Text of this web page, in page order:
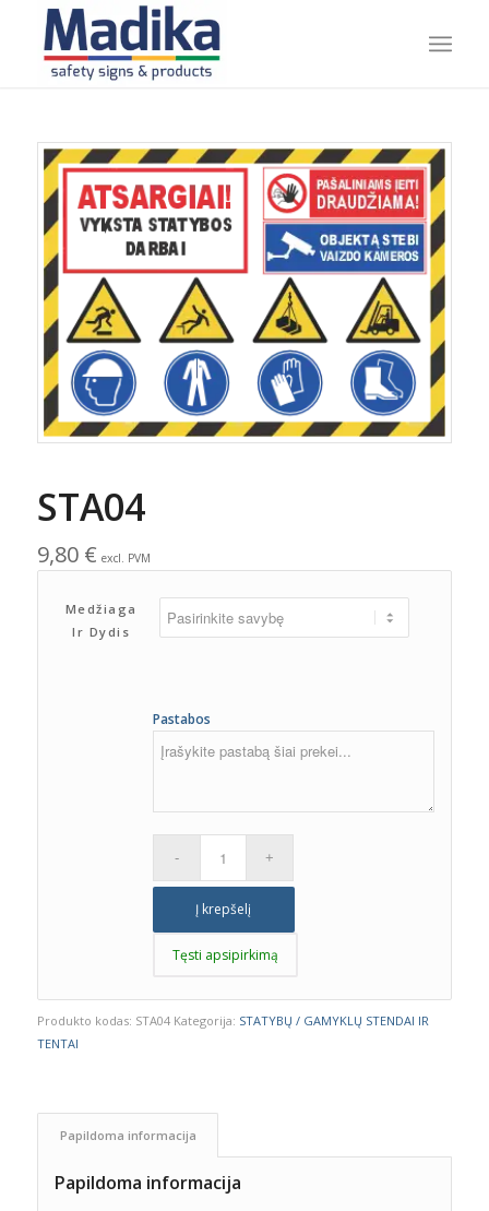
STA04
9,80 € excl. PVM
Medžiaga
Ir Dydis
Pastabos
Į krepšelį
Tęsti apsipirkimą
Produkto kodas: STA04 Kategorija: STATYBŲ / GAMYKLŲ STENDAI IR
TENTAI
Papildoma informacija
Papildoma informacija